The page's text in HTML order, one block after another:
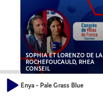
SOPHIA ET LORENZO DE LA
ROCHEFOUCAULD, RHEA
CONSEIL
Enya - Pale Grass Blue